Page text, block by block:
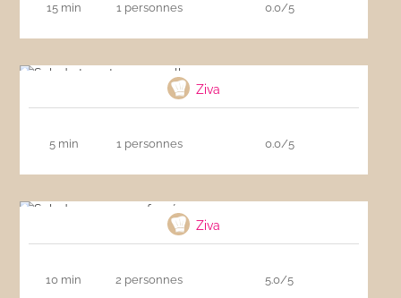
15 min 1 personnes 0.0/5
Ziva
5 min 1 personnes 0.0/5
Ziva
10 min 2 personnes 5.0/5